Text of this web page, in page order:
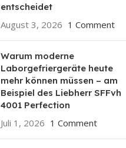
entscheidet
August 3, 2026 1 Comment
Warum moderne
Laborgefriergeräte heute
mehr können müssen – am
Beispiel des Liebherr SFFvh
4001 Perfection
Juli 1, 2026 1 Comment